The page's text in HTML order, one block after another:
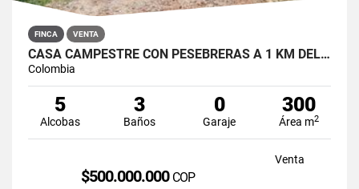
FINCA VENTA
CASA CAMPESTRE CON PESEBRERAS A 1 KM DEL PARQUE DE SAN ROQUE
Colombia
5
Alcobas
3
Baños
0
Garaje
300
Área m2
Venta
$500.000.000 COP